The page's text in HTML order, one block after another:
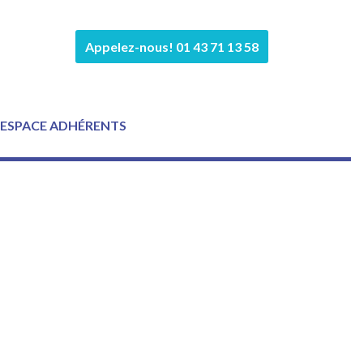
Appelez-nous! 01 43 71 13 58
ESPACE ADHÉRENTS